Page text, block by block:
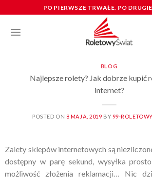
to
content
PO PIERWSZE TRWAŁE. PO
BLOG
Najlepsze rolety? Jak dobrze kupić
internet?
POSTED ON 8 MAJA, 2019 BY 99-
Zalety sklepów internetowych są
dostępny w parę sekund, wysyłka
możliwość złożenia reklamacji… Nic